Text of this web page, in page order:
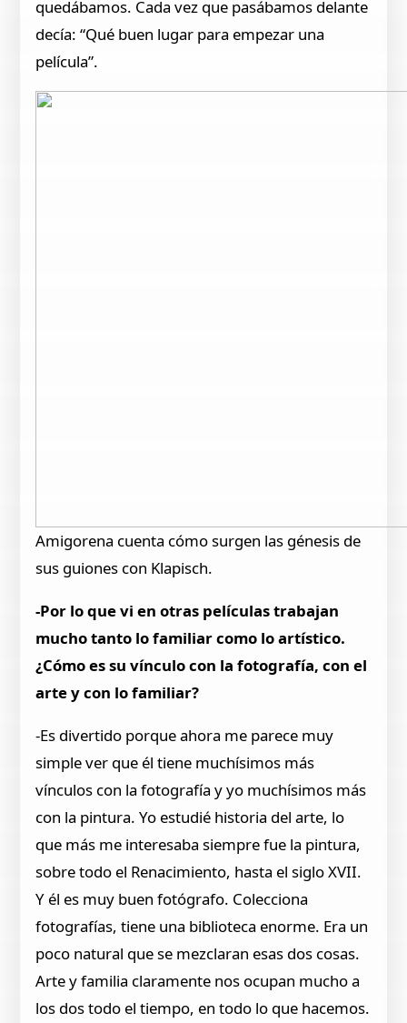
quedábamos. Cada vez que pasábamos delante
decía: “Qué buen lugar para empezar una
película”.
Amigorena cuenta cómo surgen las génesis de
sus guiones con Klapisch.
-Por lo que vi en otras películas trabajan
mucho tanto lo familiar como lo artístico.
¿Cómo es su vínculo con la fotografía, con el
arte y con lo familiar?
-Es divertido porque ahora me parece muy
simple ver que él tiene muchísimos más
vínculos con la fotografía y yo muchísimos más
con la pintura. Yo estudié historia del arte, lo
que más me interesaba siempre fue la pintura,
sobre todo el Renacimiento, hasta el siglo XVII.
Y él es muy buen fotógrafo. Colecciona
fotografías, tiene una biblioteca enorme. Era un
poco natural que se mezclaran esas dos cosas.
Arte y familia claramente nos ocupan mucho a
los dos todo el tiempo, en todo lo que hacemos.